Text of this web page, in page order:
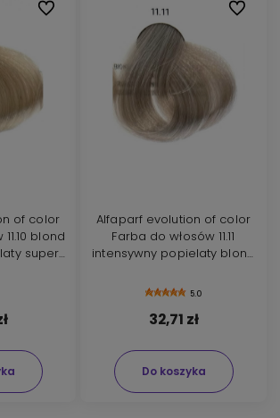
of color
blond
super
Do ulubionych
Alfaparf evolution of color
Farba do włosów 11.11
intensywny popielaty blond
formuła5.0
32,71 zł
Do koszyka
Do